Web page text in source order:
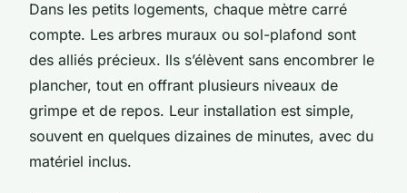
Dans les petits logements, chaque mètre carré
compte. Les arbres muraux ou sol-plafond sont
des alliés précieux. Ils s’élèvent sans encombrer le
plancher, tout en offrant plusieurs niveaux de
grimpe et de repos. Leur installation est simple,
souvent en quelques dizaines de minutes, avec du
matériel inclus.